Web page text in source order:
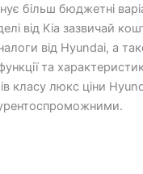
більш бюджетні
від Kia зазвичай
від Hyundai, а
та
класу люкс ціни